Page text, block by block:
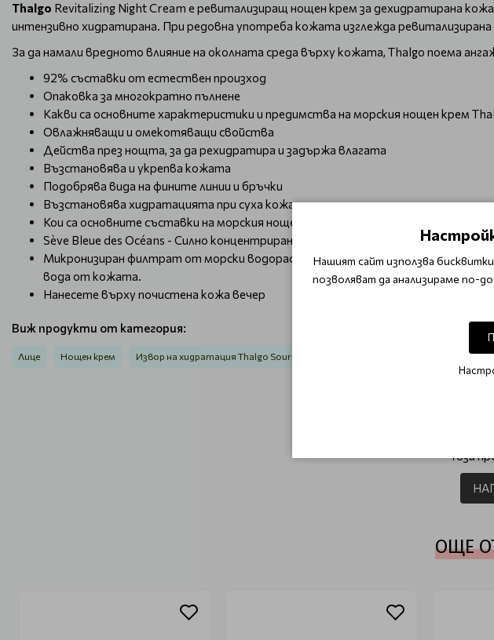
Thalgo Revitalizing Night Cream е ревитализиращ нощен крем за дехидратирана
интензивно хидратирана. При редовна употреба кожата изглежда ревитализирана
За да намали вредното влияние на околната среда върху кожата, Thalgo поема
92% съставки от естествен произход
Опаковка за многократно пълнене
Какви са основните характеристики и предимства на морския нощен крем
Овлажняващи и омекотяващи свойства
Действа през нощта, за да рехидратира и задържа влагата
Възстановява и укрепва кожата
Подобрява вида на фините линии и бръчки
Възстановява хидратацията при суха кожа
Кои са основните съставки на морския нощен крем Thalgo Source?
Sève Bleue des Océans - Силно концентрирана морска изворна вода от
Микронизиран филтрат от морски водорасли - С 14 основни микроелемента,
вода от кожата.
Нанесете върху почистена кожа вечер
Виж продукти от категория:
Лице Нощен крем Извор на хидратация Thalgo Source Marine
Този
ОЩЕ
Нашият сайт използва
позволяват да анализираме по-